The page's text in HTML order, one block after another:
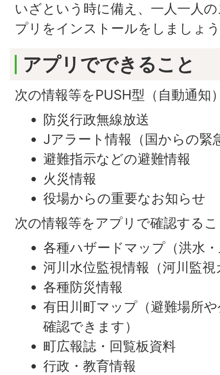
いざという時に備え、一人一人
プリをインストールをしましょ
アプリでできること
次の情報等をPUSH型（自動通知
防災行政無線放送
Jアラート情報（国からの緊
避難指示などの避難情報
火災情報
役場からの重要なお知らせ
次の情報等をアプリで確認する
各種ハザードマップ（洪水
河川水位監視情報（河川監
各種防災情報
有田川町マップ（避難場所
確認できます）
町広報誌・回覧板資料
行政・教育情報